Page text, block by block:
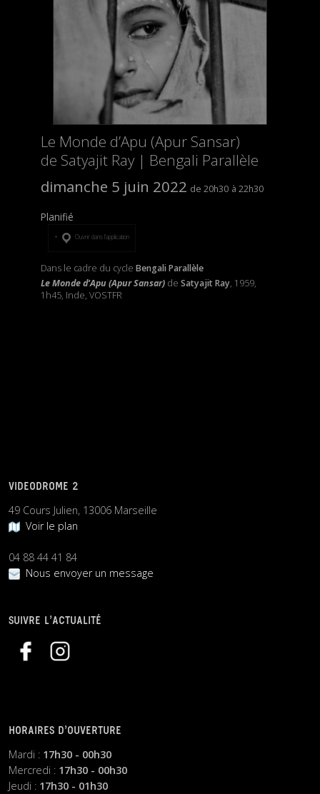
Le Monde d’Apu (Apur Sansar)
de Satyajit Ray | Bengali Parallèle
dimanche 5 juin 2022
20h30 22h30
Planifié
Ouvrir dans l’application
Dans le cadre du cycle Bengali Parallèle
Le Monde d’Apu (Apur Sansar)de Satyajit Ray, 1959,
1h45, Inde, VOSTFR
VIDEODROME 2
49 Cours Julien, 13006 Marseille
Voir le plan
04 88 44 41 84
Nous envoyer un message
SUIVRE L’ACTUALITÉ
HORAIRES D’OUVERTURE
Mardi : 17h30 - 00h30
Mercredi : 17h30 - 00h30
Jeudi : 17h30 - 01h30